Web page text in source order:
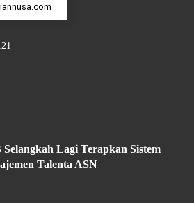
Lagi Terapkan Sistem
Talenta ASN